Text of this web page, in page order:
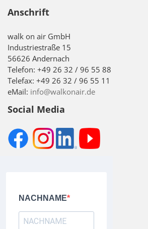
Anschrift
walk on air GmbH
Industriestraße 15
56626 Andernach
Telefon: +49 26 32 / 96 55 88
Telefax: +49 26 32 / 96 55 11
eMail: info@walkonair.de
Social Media
NACHNAME